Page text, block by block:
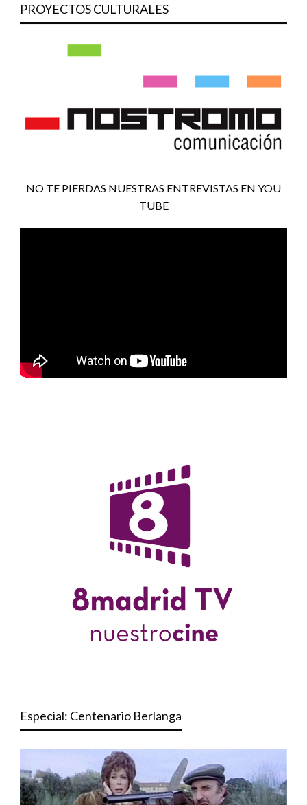
PROYECTOS CULTURALES
NO TE PIERDAS NUESTRAS ENTREVISTAS EN YOU
TUBE
Especial: Centenario Berlanga